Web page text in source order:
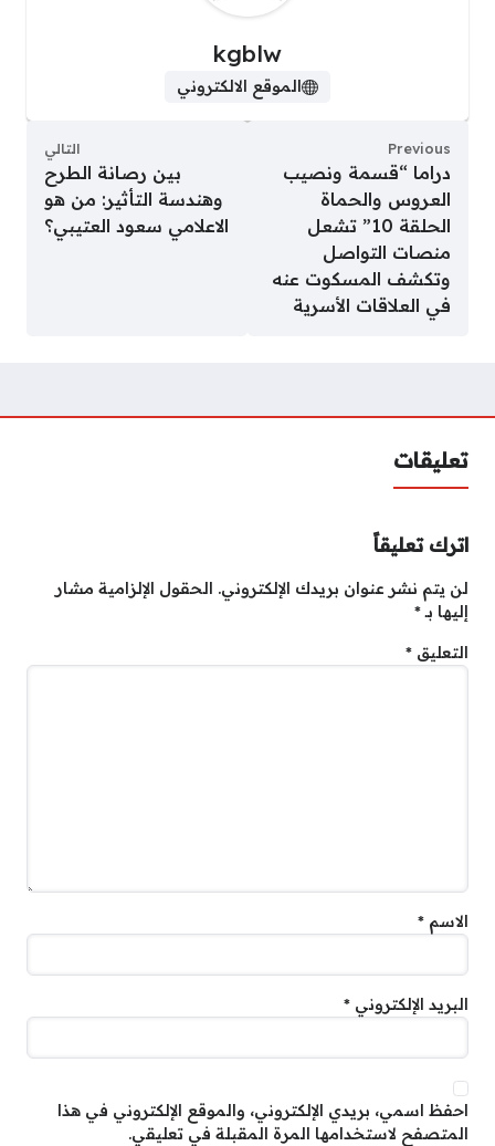
kgblw
الموقع الالكتروني
Previous
دراما “قسمة ونصيب
العروس والحماة
الحلقة 10” تشعل
منصات التواصل
وتكشف المسكوت عنه
في العلاقات الأسرية
التالي
بين رصانة الطرح
وهندسة التأثير: من هو
الاعلامي سعود العتيبي؟
تعليقات
اترك تعليقاً
لن يتم نشر عنوان بريدك الإلكتروني.
الحقول الإلزامية مشار
إليها بـ*
التعليق *
الاسم *
البريد الإلكتروني *
احفظ اسمي، بريدي الإلكتروني، والموقع الإلكتروني في هذا
المتصفح لاستخدامها المرة المقبلة في تعليقي.